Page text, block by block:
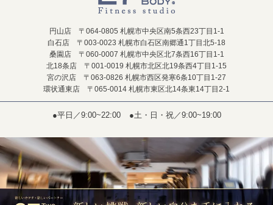
円山店 〒064-0805 札幌市中央区南5条西23丁目1-1
白石店 〒003-0023 札幌市白石区南郷通1丁目北5-18
桑園店 〒060-0007 札幌市中央区北7条西16丁目1-1
北18条店 〒001-0019 札幌市北区北19条西4丁目1-15
宮の沢店 〒063-0826 札幌市西区発寒6条10丁目1-27
環状通東店 〒065-0014 札幌市東区北14条東14丁目2-1
●平日／9:00~22:00 ●土・日・祝／9:00~19:00